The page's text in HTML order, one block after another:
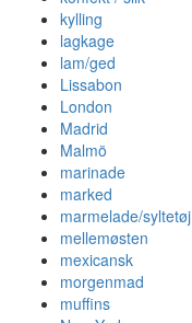
kylling
lagkage
lam/ged
Lissabon
London
Madrid
Malmö
marinade
marked
marmelade/syltetøj
mellemøsten
mexicansk
morgenmad
muffins